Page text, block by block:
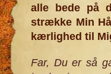
alle bede på
strække Min
kærlighed til
Far, Du er så